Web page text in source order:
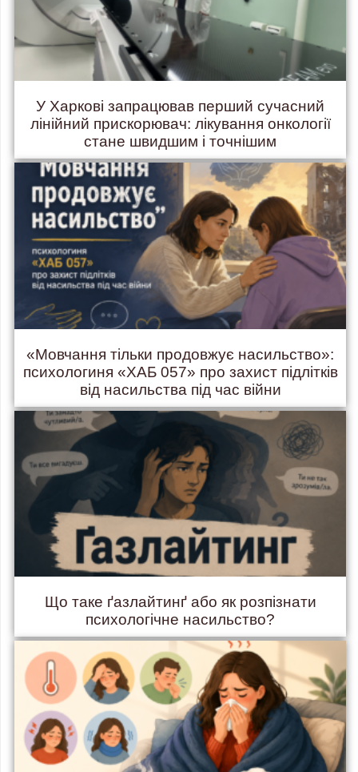
У Харкові запрацював перший сучасний
лінійний прискорювач: лікування онкології
стане швидшим і точнішим
«Мовчання тільки продовжує насильство»:
психологиня «ХАБ 057» про захист підлітків
від насильства під час війни
Що таке ґазлайтинґ або як розпізнати
психологічне насильство?